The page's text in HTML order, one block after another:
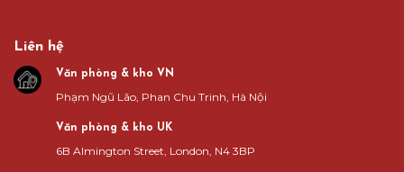
Liên hệ
Văn phòng & kho VN
Phạm Ngũ Lão, Phan Chu Trinh, Hà Nội
Văn phòng & kho UK
6B Almington Street, London, N4 3BP